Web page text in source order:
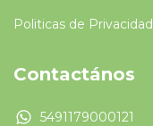
Politicas de Privacidad
Contactános
5491179000121